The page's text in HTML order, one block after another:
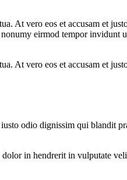
At vero eos et accusam et
eirmod tempor invidunt
At vero eos et accusam et
odio dignissim qui blandit
in hendrerit in vulputate